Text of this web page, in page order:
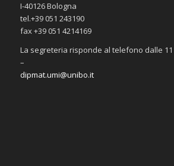
I-40126 Bologna
tel.+39 051 243190
fax +39 051 4214169
La segreteria risponde al telefono dalle 11
–
dipmat.umi@unibo.it